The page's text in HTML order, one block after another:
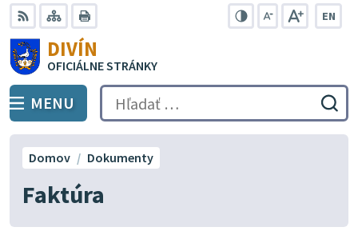
Preskočiť
na
obsah
RSS Mapa
EN
DIVÍN
OFICIÁLNE STRÁNKY
PREPNÚŤ
MENU Hľadať:
Faktúra
Domov Dokumenty